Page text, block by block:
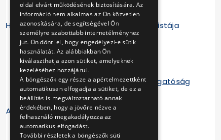
XLS dokumentum letöltése
Határozott idejű hatályos szerződések listája
PDF dokumentum letöltése
XLS dokumentum letöltése
PDF Fejlesztési és Koordinációs Igazgatóság
szerződései
A legutóbbi frissítés ideje: 2024.07.31.
oldal elvárt működésének biztosítására. Az
információ nem alkalmas az Ön közvetlen
azonosítására, de segítségével Ön
személyre szabottabb internetélményhez
jut. Ön dönti el, hogy engedélyezi-e sütik
használatát. Az alábbiakban Ön
kiválaszthatja azon sütiket, amelyeknek
kezeléséhez hozzájárul.
A böngészők egy része alapértelmezettként
automatikusan elfogadja a sütiket, de ez a
beállítás is megváltoztatható annak
érdekében, hogy a jövőre nézve a
felhasználó megakadályozza az
automatikus elfogadást.
További részletek a böngészők süti